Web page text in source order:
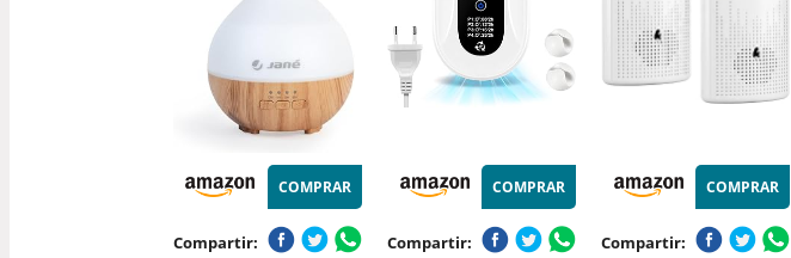
COMPRAR
Compartir:
COMPRAR
Compartir:
COMPRAR
Compartir: